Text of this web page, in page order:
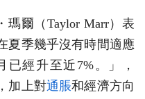
瑪爾（Taylor Marr）表
夏季幾乎沒有時間適應
已經升至近7%。」，
加上對通脹和經濟方向